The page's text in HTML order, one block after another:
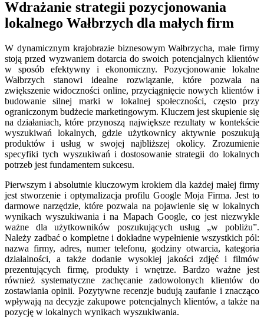
Wdrażanie strategii pozycjonowania
lokalnego Wałbrzych dla małych firm
W dynamicznym krajobrazie biznesowym Wałbrzycha, małe firmy
stoją przed wyzwaniem dotarcia do swoich potencjalnych klientów
w sposób efektywny i ekonomiczny. Pozycjonowanie lokalne
Wałbrzych stanowi idealne rozwiązanie, które pozwala na
zwiększenie widoczności online, przyciągnięcie nowych klientów i
budowanie silnej marki w lokalnej społeczności, często przy
ograniczonym budżecie marketingowym. Kluczem jest skupienie się
na działaniach, które przynoszą największe rezultaty w kontekście
wyszukiwań lokalnych, gdzie użytkownicy aktywnie poszukują
produktów i usług w swojej najbliższej okolicy. Zrozumienie
specyfiki tych wyszukiwań i dostosowanie strategii do lokalnych
potrzeb jest fundamentem sukcesu.
Pierwszym i absolutnie kluczowym krokiem dla każdej małej firmy
jest stworzenie i optymalizacja profilu Google Moja Firma. Jest to
darmowe narzędzie, które pozwala na pojawienie się w lokalnych
wynikach wyszukiwania i na Mapach Google, co jest niezwykle
ważne dla użytkowników poszukujących usług „w pobliżu”.
Należy zadbać o kompletne i dokładne wypełnienie wszystkich pól:
nazwa firmy, adres, numer telefonu, godziny otwarcia, kategoria
działalności, a także dodanie wysokiej jakości zdjęć i filmów
prezentujących firmę, produkty i wnętrze. Bardzo ważne jest
również systematyczne zachęcanie zadowolonych klientów do
zostawiania opinii. Pozytywne recenzje budują zaufanie i znacząco
wpływają na decyzje zakupowe potencjalnych klientów, a także na
pozycję w lokalnych wynikach wyszukiwania.